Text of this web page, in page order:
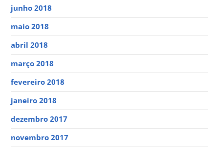
junho 2018
maio 2018
abril 2018
março 2018
fevereiro 2018
janeiro 2018
dezembro 2017
novembro 2017